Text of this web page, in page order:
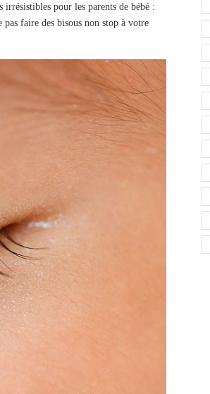
irrésistibles pour les parents de bébé :
faire des bisous non stop à votre